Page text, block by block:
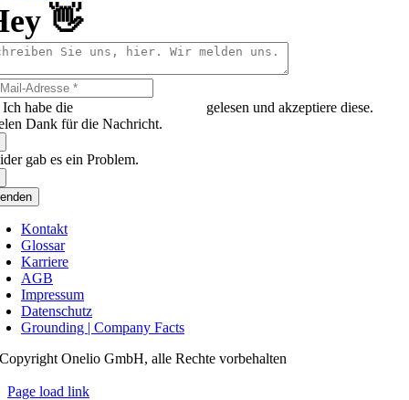
👋
Ich habe die
gelesen und akzeptiere diese.
Dank für die Nachricht.
gab es ein Problem.
Kontakt
Glossar
Karriere
AGB
Impressum
Datenschutz
Grounding | Company Facts
Onelio GmbH, alle Rechte vorbehalten
Page load link